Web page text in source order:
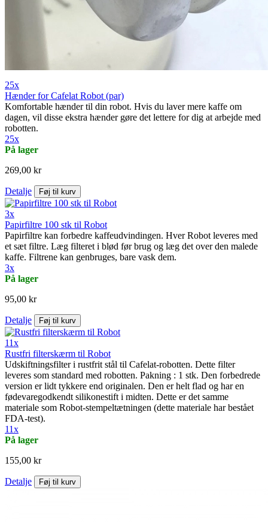
25x
Hænder for Cafelat Robot (par)
Komfortable hænder til din robot. Hvis du laver mere kaffe om
dagen, vil disse ekstra hænder gøre det lettere for dig at arbejde med
robotten.
25x
På lager
269,00 kr
Detalje Føj til kurv
3x
Papirfiltre 100 stk til Robot
Papirfiltre kan forbedre kaffeudvindingen. Hver Robot leveres med
et sæt filtre. Læg filteret i blød før brug og læg det over den malede
kaffe. Filtrene kan genbruges, bare vask dem.
3x
På lager
95,00 kr
Detalje Føj til kurv
11x
Rustfri filterskærm til Robot
Udskiftningsfilter i rustfrit stål til Cafelat-robotten. Dette filter
leveres som standard med robotten. Pakning : 1 stk. Den forbedrede
version er lidt tykkere end originalen. Den er helt flad og har en
fødevaregodkendt silikonestift i midten. Dette er det samme
materiale som Robot-stempeltætningen (dette materiale har bestået
FDA-test).
11x
På lager
155,00 kr
Detalje Føj til kurv